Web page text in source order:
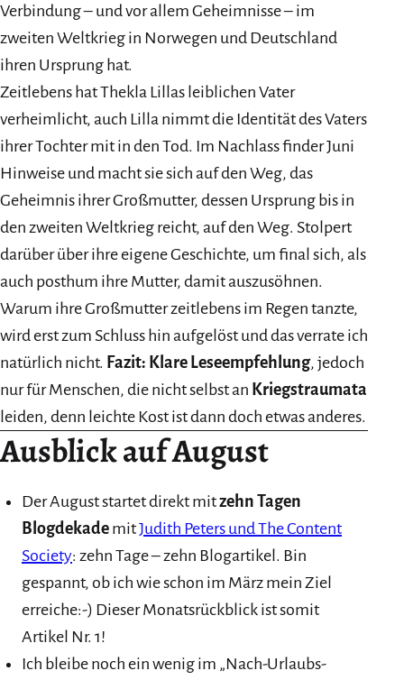
Verbindung – und vor allem Geheimnisse – im
zweiten Weltkrieg in Norwegen und Deutschland
ihren Ursprung hat.
Zeitlebens hat Thekla Lillas leiblichen Vater
verheimlicht, auch Lilla nimmt die Identität des Vaters
ihrer Tochter mit in den Tod. Im Nachlass finder Juni
Hinweise und macht sie sich auf den Weg, das
Geheimnis ihrer Großmutter, dessen Ursprung bis in
den zweiten Weltkrieg reicht, auf den Weg. Stolpert
darüber über ihre eigene Geschichte, um final sich, als
auch posthum ihre Mutter, damit auszusöhnen.
Warum ihre Großmutter zeitlebens im Regen tanzte,
wird erst zum Schluss hin aufgelöst und das verrate ich
natürlich nicht. Fazit: Klare Leseempfehlung, jedoch
nur für Menschen, die nicht selbst an Kriegstraumata
leiden, denn leichte Kost ist dann doch etwas anderes.
Ausblick auf August
Der August startet direkt mitzehn Tagen
Blogdekade mitJudith Peters und The Content
Society: zehn Tage – zehn Blogartikel. Bin
gespannt, ob ich wie schon im März mein Ziel
erreiche:-) Dieser Monatsrückblick ist somit
Artikel Nr. 1!
Ich bleibe noch ein wenig im „Nach-Urlaubs-